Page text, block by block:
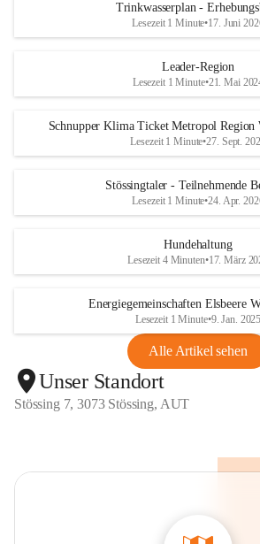
Trinkwasserplan -
Lesezeit 1 Minute•17. Juni
Leader-Region
Lesezeit 1 Minute•21. Mai
Schnupper Klima Ticket Metropol
Lesezeit 1 Minute•27. Sept.
Stössingtaler - Teilnehmende
Lesezeit 1 Minute•24. Apr.
Hundehaltung
Lesezeit 4 Minuten•17. März
Energiegemeinschaften Elsbeere
Lesezeit 1 Minute•9. Jan. 2025
Alle Artikel sehen
Unser Standort
Stössing 7, 3073 Stössing, AUT